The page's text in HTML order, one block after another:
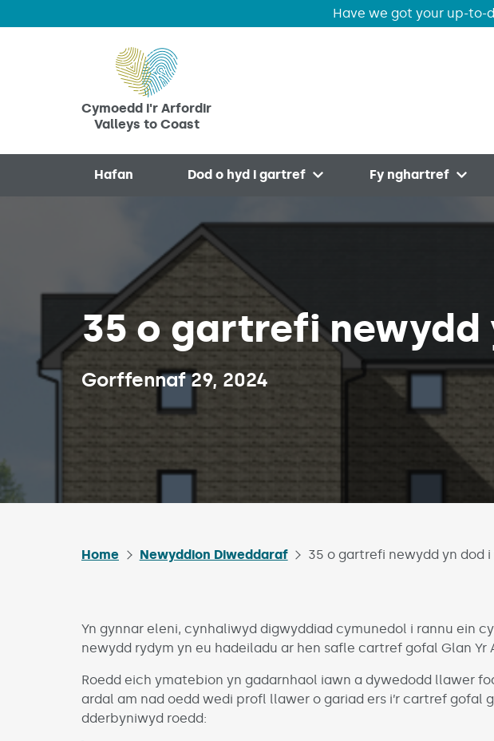
Have we got your up-
Cymoedd i'r Arfordir
Valleys to Coast
Hafan
Dod o hyd i gartref
Fy nghartref
35 o gartrefi newydd
Gorffennaf 29, 2024
Home Newyddion Diweddaraf 35 o gartrefi newydd yn dod i
Yn gynnar eleni, cynhaliwyd digwyddiad cymunedol i rannu ein
newydd rydym yn eu hadeiladu ar hen safle cartref gofal Glan Yr
Roedd eich ymatebion yn gadarnhaol iawn a dywedodd llawer
ardal am nad oedd wedi profl llawer o gariad ers i’r cartref gofal
dderbyniwyd roedd: